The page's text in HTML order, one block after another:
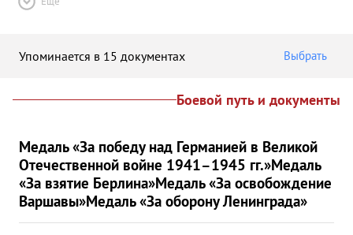
Упоминается в 15 документах Выбрать
Боевой путь и документы
Медаль «За победу над Германией в Великой
Отечественной войне 1941–1945 гг.»Медаль
«За взятие Берлина»Медаль «За освобождение
Варшавы»Медаль «За оборону Ленинграда»